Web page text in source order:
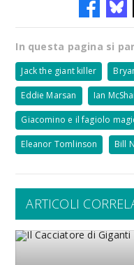
In questa pagina si
Jack the giant killer
Eddie Marsan Ian
Giacomino e il fagiolo
Eleanor Tomlinson Bill
ARTICOLI